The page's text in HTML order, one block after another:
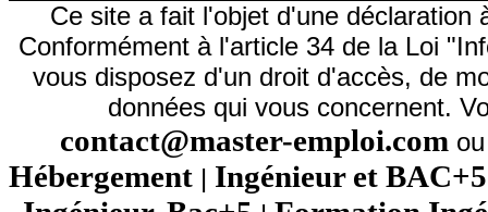
Ce site a fait l'objet d'une déclaration
Conformément à l'article 34 de la Loi
vous disposez d'un droit d'accès, de
données qui vous concernent.
contact@master-emploi.com
Hébergement | Ingénieur et